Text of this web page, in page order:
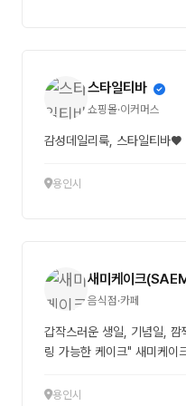
스타일티바
쇼핑몰·이커머스
감성데일리룩, 스타일티바♥
용인시
새미케이크
음식점·카페
갑작스러운 생일, 기념일, 깜
링 가능한 케이크" 새미케이
용인시